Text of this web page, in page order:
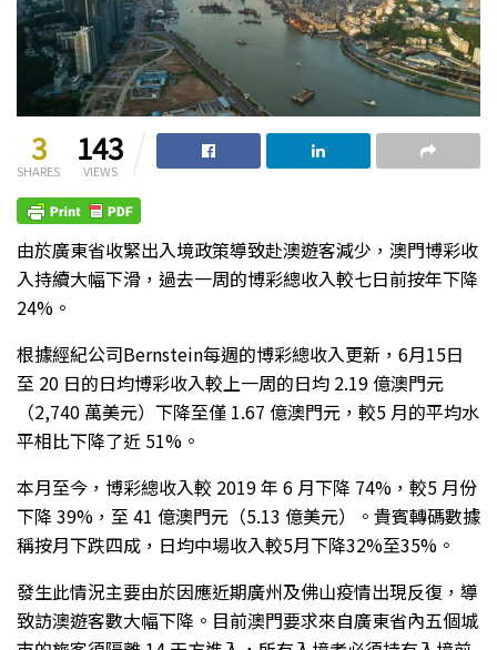
3
SHARES
143
VIEWS
由於廣東省收緊出入境政策導致赴澳遊客減少，澳門博彩收
入持續大幅下滑，過去一周的博彩總收入較七日前按年下降
24%。
根據經紀公司Bernstein每週的博彩總收入更新，6月15日
至 20 日的日均博彩收入較上一周的日均 2.19 億澳門元
（2,740 萬美元）下降至僅 1.67 億澳門元，較5 月的平均水
平相比下降了近 51%。
本月至今，博彩總收入較 2019 年 6 月下降 74%，較5 月份
下降 39%，至 41 億澳門元（5.13 億美元）。貴賓轉碼數據
稱按月下跌四成，日均中場收入較5月下降32%至35%。
發生此情況主要由於因應近期廣州及佛山疫情出現反復，導
致訪澳遊客數大幅下降。目前澳門要求來自廣東省內五個城